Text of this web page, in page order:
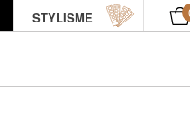
STYLISME